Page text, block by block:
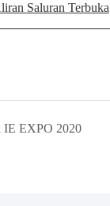
Saluran Terbuka
IE EXPO 2020